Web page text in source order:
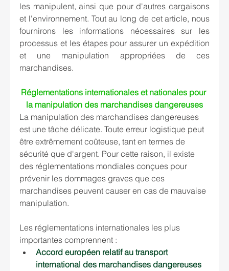
les manipulent, ainsi que pour d'autres cargaisons
et l'environnement. Tout au long de cet article, nous
fournirons les informations nécessaires sur les
processus et les étapes pour assurer un expédition
et une manipulation appropriées de ces
marchandises.
Réglementations internationales et nationales pour
la manipulation des marchandises dangereuses
La manipulation des marchandises dangereuses
est une tâche délicate. Toute erreur logistique peut
être extrêmement coûteuse, tant en termes de
sécurité que d'argent. Pour cette raison, il existe
des réglementations mondiales conçues pour
prévenir les dommages graves que ces
marchandises peuvent causer en cas de mauvaise
manipulation.
Les réglementations internationales les plus
importantes comprennent :
Accord européen relatif au transport
international des marchandises dangereuses